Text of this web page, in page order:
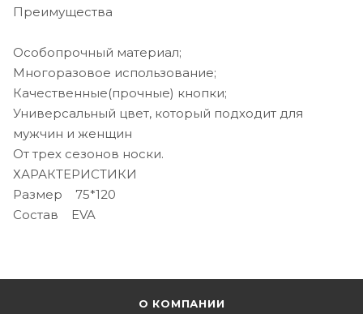
Преимущества
Особопрочный материал;
Многоразовое использование;
Качественные(прочные) кнопки;
Универсальный цвет, который подходит для
мужчин и женщин
От трех сезонов носки.
ХАРАКТЕРИСТИКИ
Размер 75*120
Состав EVA
О КОМПАНИИ